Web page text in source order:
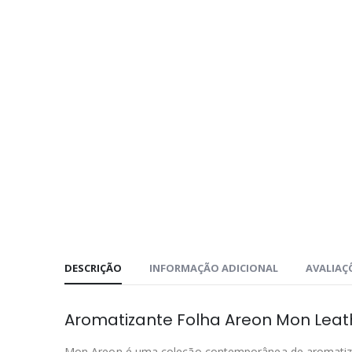
DESCRIÇÃO INFORMAÇÃO ADICIONAL
Aromatizante Folha Areon Mon